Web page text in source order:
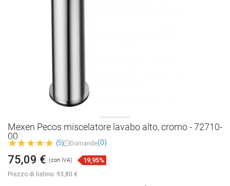
Mexen Pecos miscelatore lavabo alto, cromo - 72710-
00
(5) Domande(0)
Prezzo di listino: 93,80 €
75,09 € (con IVA) 19,95%